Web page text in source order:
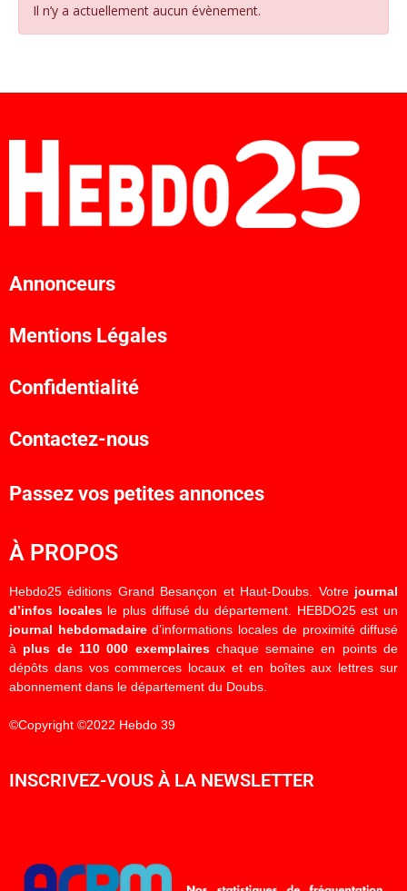
Il n’y a actuellement aucun évènement.
Annonceurs
Mentions Légales
Confidentialité
Contactez-nous
Passez vos petites annonces
À PROPOS
Hebdo25 éditions Grand Besançon et Haut-Doubs. Votre journal
d’infos localesle plus diffusé du département. HEBDO25 est un
journal hebdomadaired’informations locales de proximité diffusé
à plus de 110 000 exemplaireschaque semaine en points de
dépôts dans vos commerces locaux et en boîtes aux lettres sur
abonnement dans le département du Doubs.
©Copyright ©2022 Hebdo 39
INSCRIVEZ-VOUS À LA NEWSLETTER